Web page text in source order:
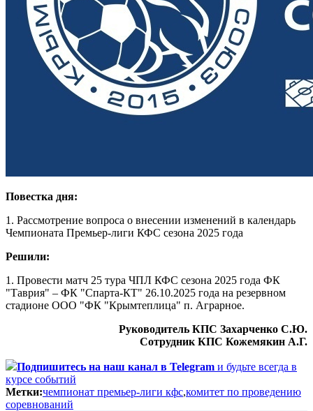
Повестка дня:
1. Рассмотрение вопроса о внесении изменений в календарь
Чемпионата Премьер-лиги КФС сезона 2025 года
Решили:
1. Провести матч 25 тура ЧПЛ КФС сезона 2025 года ФК
"Таврия" – ФК "Спарта-КТ" 26.10.2025 года на резервном
стадионе ООО "ФК "Крымтеплица" п. Аграрное.
Руководитель КПС Захарченко С.Ю.
Сотрудник КПС Кожемякин А.Г.
Подпишитесь на наш канал в Telegram и будьте всегда в
курсе событий
Метки:чемпионат премьер-лиги кфс,комитет по проведению
соревнований